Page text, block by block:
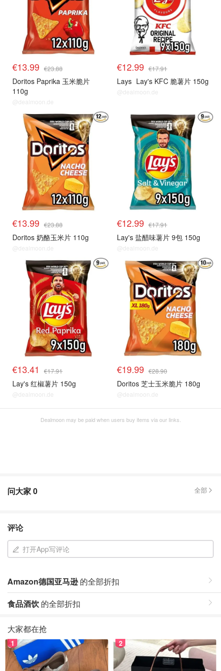
€13.99 €23.88
Doritos Paprika 玉米脆片
110g
@dealmoon.de
€12.99 €17.91
Lays Lay's KFC 脆薯片 150g
@dealmoon.de
€13.99 €23.88
Doritos 奶酪玉米片 110g
@dealmoon.de
€12.99 €17.91
Lay's 盐醋味薯片 9包 150g
@dealmoon.de
€13.41 €17.91
Lay's 红椒薯片 150g
@dealmoon.de
€19.99 €28.90
Doritos 芝士玉米脆片 180g
@dealmoon.de
Dealmoon may be paid when users buy items via our links.
问大家0 全部
评论
打开App写评论
Amazon德国亚马逊的全部折扣
食品酒饮 的全部折扣
大家都在抢
1 2